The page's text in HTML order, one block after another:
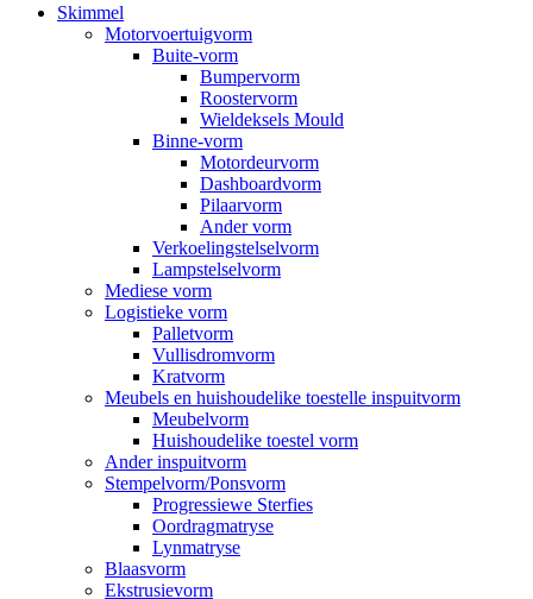
Skimmel
Motorvoertuigvorm
Buite-vorm
Bumpervorm
Roostervorm
Wieldeksels Mould
Binne-vorm
Motordeurvorm
Dashboardvorm
Pilaarvorm
Ander vorm
Verkoelingstelselvorm
Lampstelselvorm
Mediese vorm
Logistieke vorm
Palletvorm
Vullisdromvorm
Kratvorm
Meubels en huishoudelike toestelle inspuitvorm
Meubelvorm
Huishoudelike toestel vorm
Ander inspuitvorm
Stempelvorm/Ponsvorm
Progressiewe Sterfies
Oordragmatryse
Lynmatryse
Blaasvorm
Ekstrusievorm